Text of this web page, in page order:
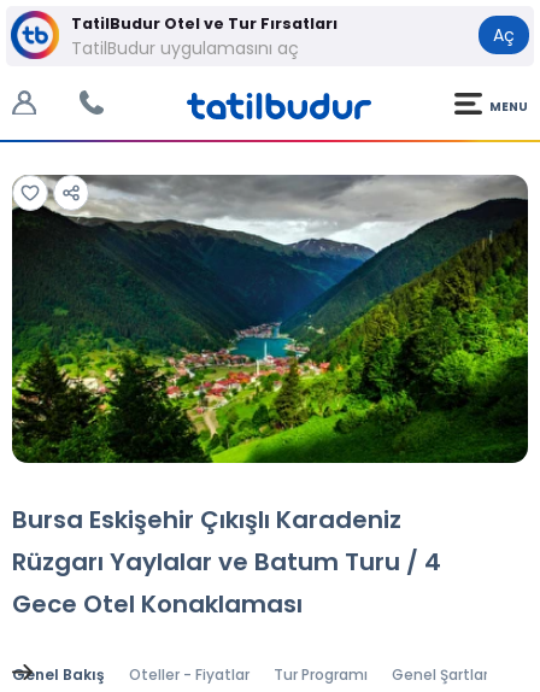
TatilBudur Otel ve Tur Fırsatları
TatilBudur uygulamasını aç
Aç
MENU
Tüm Fotoğraflar
Bursa Eskişehir Çıkışlı Karadeniz
Rüzgarı Yaylalar ve Batum Turu / 4
Gece Otel Konaklaması
Genel Bakış Oteller - Fiyatlar Tur Programı Genel Şartlar